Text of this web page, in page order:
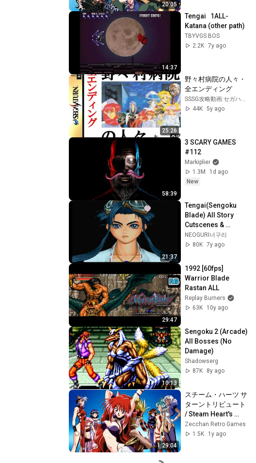
20:05
14:37
Tengai   1ALL-
Katana (other path)
TBYVGS BOS
2.2K 7y ago
25:26
野々村病院の人々・
全エンディング
SSSG攻略動画:セガハードで一生遊ぶ
44K 5y ago
58:39
3 SCARY GAMES
#112
Markiplier
1.3M
1d ago
New
21:37
Tengai(Sengoku
Blade) All Story
Cutscenes &
Endings (ENG SUB
Japanese Voices)
NEOGURI너구리
80K 7y ago
29:47
1992 [60fps]
Warrior Blade
Rastan ALL
Replay Burners
63K
10y ago
10:13
Sengoku 2 (Arcade)
All Bosses (No
Damage)
Shadowserg
87K
8y ago
1:29:04
スチーム・ハーツ サ
ターントリビュート
/ Steam Heart's
Saturn Tribute
Zecchan Retro Games
1.5K
1y ago